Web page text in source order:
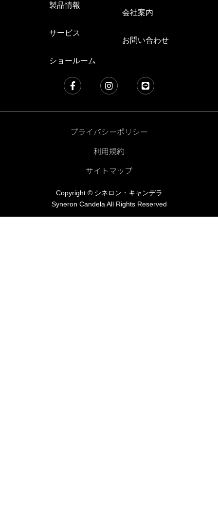
製品情報
サービス
ショールーム
会社案内
お問い合わせ
プライバシーポリシー
利用規約
サイトマップ
Copyright © シネロン・キャンデラ
Syneron Candela All Rights Reserved